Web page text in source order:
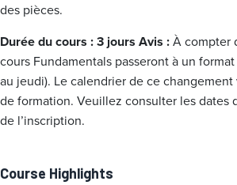
des pièces.
Durée du cours : 3 jours Avis :À compter
cours Fundamentals passeront à un
au jeudi). Le calendrier de ce
de formation. Veuillez consulter les dates
de l’inscription.
Course Highlights